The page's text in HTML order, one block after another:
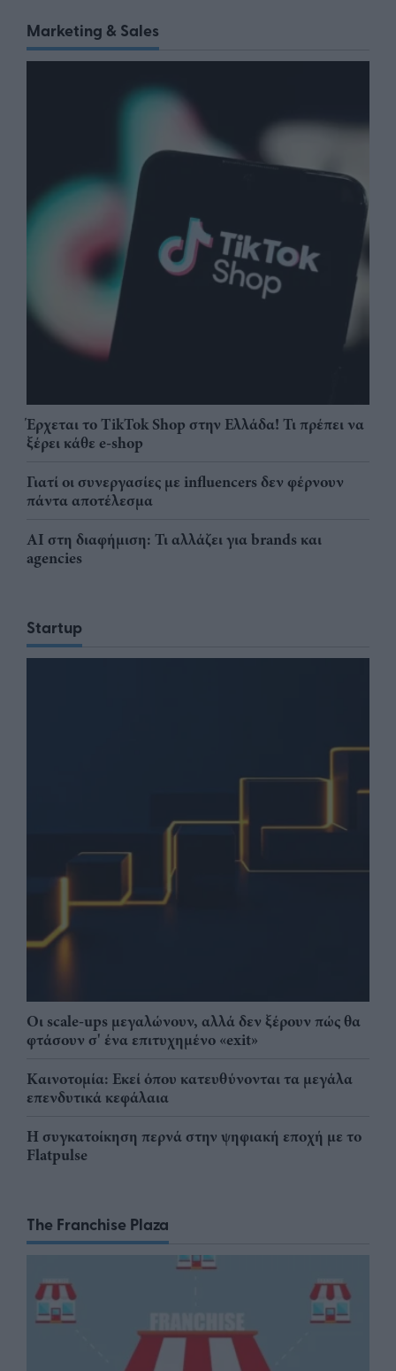
Marketing & Sales
Έρχεται το TikTok Shop στην Ελλάδα! Τι πρέπει να
ξέρει κάθε e-shop
Γιατί οι συνεργασίες με influencers δεν φέρνουν
πάντα αποτέλεσμα
AI στη διαφήμιση: Τι αλλάζει για brands και
agencies
Startup
Οι scale-ups μεγαλώνουν, αλλά δεν ξέρουν πώς θα
φτάσουν σ' ένα επιτυχημένο «exit»
Καινοτομία: Εκεί όπου κατευθύνονται τα μεγάλα
επενδυτικά κεφάλαια
Η συγκατοίκηση περνά στην ψηφιακή εποχή με το
Flatpulse
The Franchise Plaza